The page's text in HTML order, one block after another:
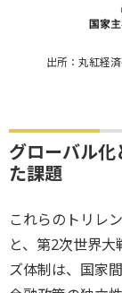
出所：丸紅経
グローバル
た課題
これらのトリレ
と、第2次世界
ズ体制は、国家